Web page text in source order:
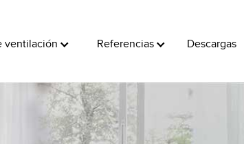
ventilación Referencias Descargas